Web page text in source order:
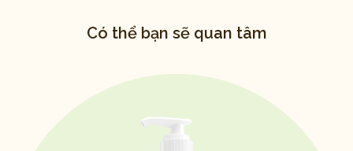
Có thể bạn sẽ quan tâm